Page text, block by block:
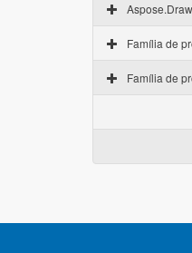
Família de
Família de